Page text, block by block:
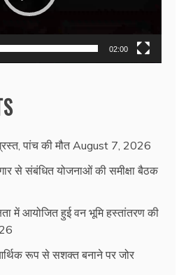
02:00
पांच की मौत August 7, 2026
से संबंधित योजनाओं की समीक्षा बैठक
में आयोजित हुई वन भूमि हस्तांतरण की
रूप से सशक्त बनाने पर जोर